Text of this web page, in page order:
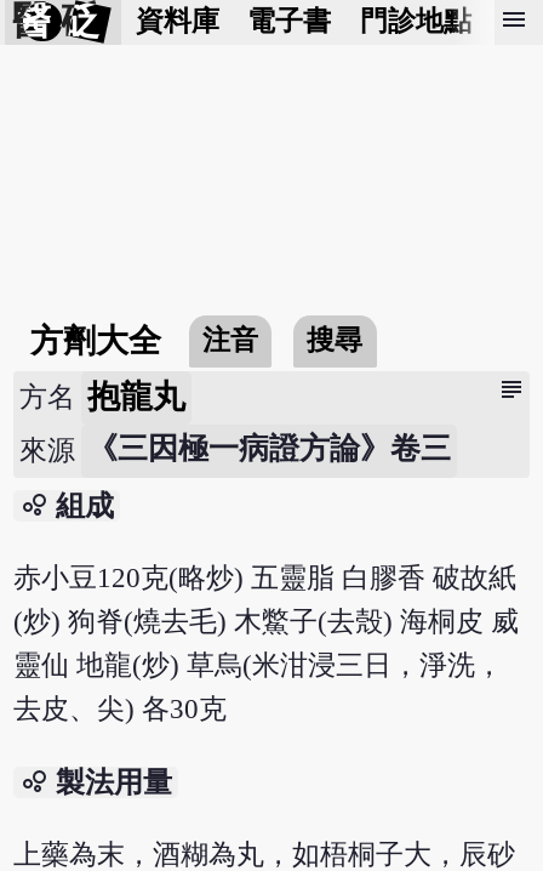
醫 砭 資料庫 電子書 門診地點 預
menu
方劑大全 注音 搜尋
subject
方名 抱龍丸
來源 《三因極一病證方論》卷三
bubble_chart 組成
赤小豆120克(略炒) 五靈脂 白膠香 破故紙
(炒) 狗脊(燒去毛) 木鱉子(去殼) 海桐皮 威
靈仙 地龍(炒) 草烏(米泔浸三日，淨洗，
去皮、尖) 各30克
bubble_chart 製法用量
上藥為末，酒糊為丸，如梧桐子大，辰砂